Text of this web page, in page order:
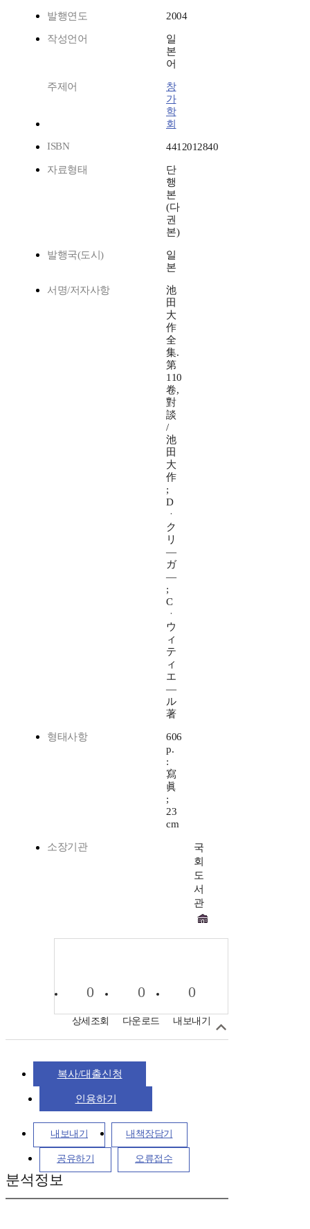
발행연도 2004
작성언어
일
본
어
주제어
창
가
학
회
ISBN
4412012840
자료형태
단
행
본
(다
권
본)
발행국(도시)
일
본
서명/저자사항
池
田
大
作
全
集.
第
110
卷,
對
談
/
池
田
大
作
;
D
ㆍ
ク
リ
―
ガ
―
;
C
ㆍ
ウ
ィ
テ
ィ
エ
―
ル
著
형태사항
606
p.
:
寫
眞
;
23
cm
소장기관
국
회
도
서
관
0
상세조회
0
다운로드
0
내보내기
복사/대출신청
인용하기
내보내기 내책장담기
공유하기 오류접수
분석정보